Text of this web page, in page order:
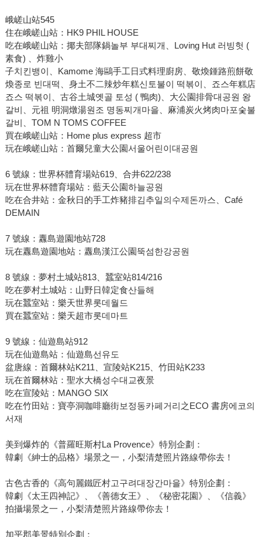
峨嵯山站545
住在峨嵯山站：HK9 PHIL HOUSE
吃在峨嵯山站：揶夫部隊鍋놀부 부대찌개、Loving Hut 러빙헛 (
素食) 、炸雞小
子치킨뱅이、Kamome 海鷗手工日式料理廚房、敬煥鍾路煎餅敬
煥종로 빈대떡、身土不二辣炒年糕신토불이 떡볶이、죠스年糕店
죠스 떡볶이、古谷土城옛골 토성 ( 鴨肉)、大公園排骨대공원 왕
갈비、元祖 明洞燉湯원조 명동찌개마을、麻浦炭火烤肉마포숯불
갈비、TOM N TOMS COFFEE
買在峨嵯山站：Home plus express 超市
玩在峨嵯山站：首爾兒童大公園서울어린이대공원
6 號線：世界杯體育場站619、合井622/238
玩在世界杯體育場站：藍天公園하늘공원
吃在合井站：金秋日的手工炸豬排김추일의수제돈까스、Café
DEMAIN
7 號線：纛島遊園地站728
玩在纛島遊園地站：纛島漢江公園뚝섬한강공원
8 號線：夢村土城站813、蠶室站814/216
吃在夢村土城站：山野日韓定食산들해
玩在蠶室站：樂天世界롯데월드
買在蠶室站：樂天超市롯데마트
9 號線：仙遊島站912
玩在仙遊島站：仙遊島선유도
盆唐線：首爾林站K211、宣陵站K215、竹田站K233
玩在首爾林站：聖水大橋성수대교夜景
吃在宣陵站：MANGO SIX
吃在竹田站：寶亭洞咖啡廳街보정동카페거리之ECO 書房에코의
서재
美到爆炸的《普羅旺斯村La Provence》特別企劃：
韓劇《紳士的品格》場景之一，小梨清楚照片路線帶你去！
古色古香的《高句麗鐵匠村고구려대장간마을》特別企劃：
韓劇《太王四神記》、《善德女王》、《秘密花園》、《信義》
拍攝場景之一，小梨清楚照片路線帶你去！
加平郡美景特別企劃：